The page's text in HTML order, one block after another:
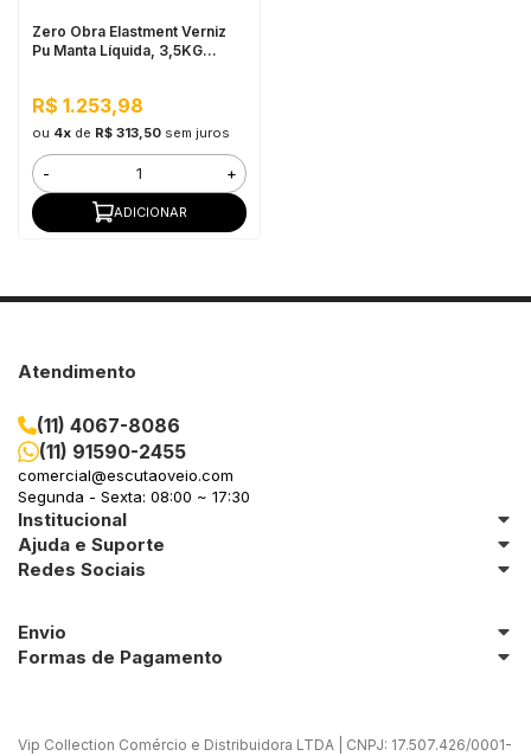
Zero Obra Elastment Verniz
Pu Manta Líquida, 3,5KG
Limpeza
R$ 1.253,98
ou 4xde R$ 313,50 sem juros
- +
ADICIONAR
Atendimento
(11) 4067-8086
(11) 91590-2455
comercial@escutaoveio.com
Segunda - Sexta: 08:00 ~ 17:30
Institucional
Ajuda e Suporte
Redes Sociais
Envio
Formas de Pagamento
Vip Collection Comércio e Distribuidora LTDA | CNPJ: 17.507.426/0001-